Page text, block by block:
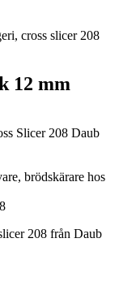
12 mm
208 från Daub